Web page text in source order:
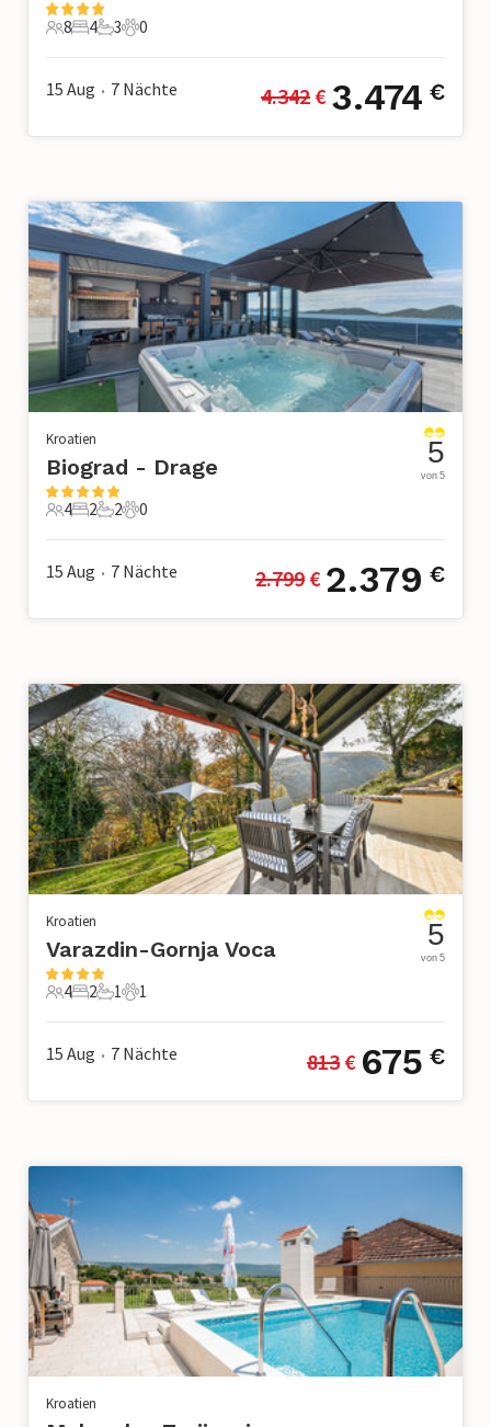
8 Gäste
8
4 Schlafzimmer
4
3 Badezimmer
3
0 Haustiere
0
15 Aug • 7 Nächte 4.342 € 3.474 €
Kroatien
Biograd - Drage
4 Gäste
4
2 Schlafzimmer
2
2 Badezimmer
2
0 Haustiere
0
5
von 5
15 Aug • 7 Nächte 2.799 € 2.379 €
Kroatien
Varazdin-Gornja Voca
4 Gäste
4
2 Schlafzimmer
2
1 Badezimmer
1
1 Haustier
1
5
von 5
15 Aug • 7 Nächte 813 € 675 €
Kroatien